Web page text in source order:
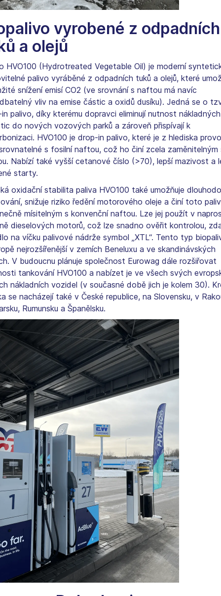
vyrobené z odpadních
a olejů
HVO100 (Hydrotreated Vegetable Oil) je moderní
palivo vyráběné z odpadních tuků a olejů, které
snížení emisí CO2 (ve srovnání s naftou má navíc
vliv na emise částic a oxidů dusíku). Jedná se o
palivo, díky kterému dopravci eliminují nutnost nákladných
do nových vozových parků a zároveň přispívají k
HVO100 je drop-in palivo, které je z hlediska
s fosilní naftou, což ho činí zcela zaměnitelným
Nabízí také vyšší cetanové číslo (>70), lepší mazivost a
starty.
oxidační stabilita paliva HVO100 také umožňuje
snižuje riziko ředění motorového oleje a činí toto
mísitelným s konvenční naftou. Lze jej použít v
dieselových motorů, což lze snadno ověřit kontrolou,
na víčku palivové nádrže symbol „XTL“. Tento typ
nejrozšířenější v zemích Beneluxu a ve skandinávských
V budoucnu plánuje společnost Eurowag dále rozšiřovat
tankování HVO100 a nabízet je ve všech svých
nákladních vozidel (v současné době jich je kolem 30).
se nacházejí také v České republice, na Slovensku, v
Rumunsku a Španělsku.